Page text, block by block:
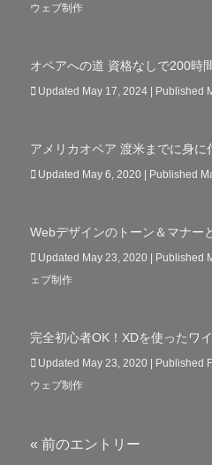
ウェブ制作
オペアへの道 資格なしで200時
Updated May 17, 2024 | Published
アメリカオペア 渡米までに身
Updated May 6, 2020 | Published
Webデザインのトーン＆マナー
Updated May 23, 2020 | Published
ェブ制作
完全初心者OK！XDを使ったワ
Updated May 23, 2020 | Published
ウェブ制作
« 前のエントリー